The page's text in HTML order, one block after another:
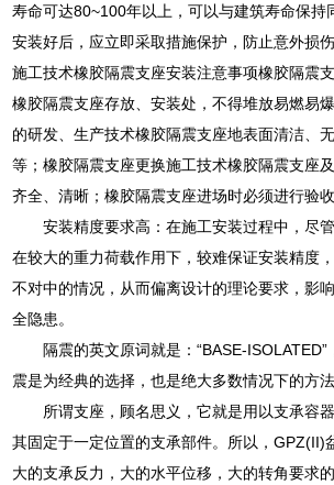
寿命可达80~100年以上，可以与建筑寿命保持
安装好后，应立即采取措施保护，防止意外损
施工技术橡胶隔震支座安装注意事项橡胶隔震
橡胶隔震支座存放、安装处，不得堆放易燃易
的研发、生产技术橡胶隔震支座地表面清洁、
等；橡胶隔震支座更换施工技术橡胶隔震支座
齐全、清晰；橡胶隔震支座进场时必须进行验收
安装精度要求高：在施工安装过程中，尽
在较大的重力荷载作用下，较难保证安装精度
不对中的情况，从而偏离设计的理论要求，影
全隐患。
隔震的英文原词就是：“BASE-
震是为经典的选择，也是绝大多数情况下的方法
所谓支座，顾名思义，它就是用以支承容
其固定于一定位置的支承部件。所以，GPZ(II)
大的支承反力，大的水平位移，大的转角要求